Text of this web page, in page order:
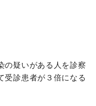
疑いがある人を診察
受診患者が３倍になる